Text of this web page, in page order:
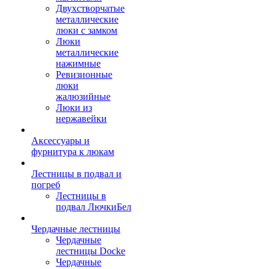
Двухстворчатые
металлические
люки с замком
Люки
металлические
нажимные
Ревизионные
люки
жалюзийные
Люки из
нержавейки
Аксессуары и
фурнитура к люкам
Лестницы в подвал и
погреб
Лестницы в
подвал ЛючкиБел
Чердачные лестницы
Чердачные
лестницы Docke
Чердачные